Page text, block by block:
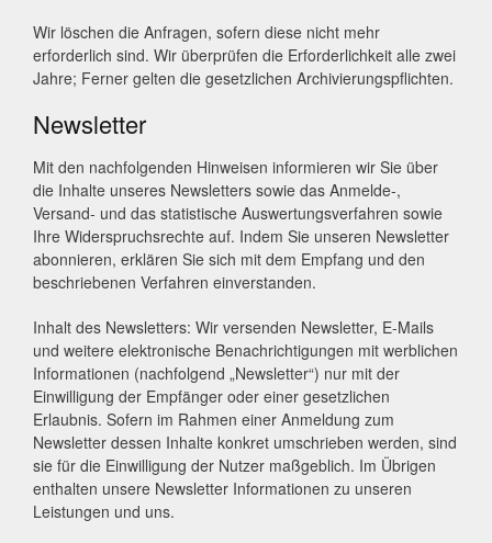
Wir löschen die Anfragen, sofern diese nicht mehr
erforderlich sind. Wir überprüfen die Erforderlichkeit alle zwei
Jahre; Ferner gelten die gesetzlichen Archivierungspflichten.
Newsletter
Mit den nachfolgenden Hinweisen informieren wir Sie über
die Inhalte unseres Newsletters sowie das Anmelde-,
Versand- und das statistische Auswertungsverfahren sowie
Ihre Widerspruchsrechte auf. Indem Sie unseren Newsletter
abonnieren, erklären Sie sich mit dem Empfang und den
beschriebenen Verfahren einverstanden.
Inhalt des Newsletters: Wir versenden Newsletter, E-Mails
und weitere elektronische Benachrichtigungen mit werblichen
Informationen (nachfolgend „Newsletter“) nur mit der
Einwilligung der Empfänger oder einer gesetzlichen
Erlaubnis. Sofern im Rahmen einer Anmeldung zum
Newsletter dessen Inhalte konkret umschrieben werden, sind
sie für die Einwilligung der Nutzer maßgeblich. Im Übrigen
enthalten unsere Newsletter Informationen zu unseren
Leistungen und uns.